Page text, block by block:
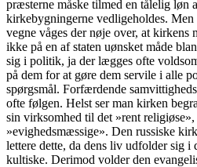
præsterne måske tilmed en tålelig løn
kirkebygningerne vedligeholdes. Men
vegne våges der nøje over, at kirkens
ikke på en af staten uønsket måde
sig i politik, ja der lægges ofte
på dem for at gøre dem servile i alle
spørgsmål. Forfærdende
ofte følgen. Helst ser man kirken
sin virksomhed til det »rent religiøse»,
»evighedsmæssige». Den russiske
lettere dette, da dens liv udfolder sig i
kultiske. Derimod volder den